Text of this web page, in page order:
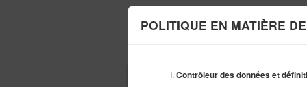
POLITIQUE EN MATIÈRE
Contrôleur des données et